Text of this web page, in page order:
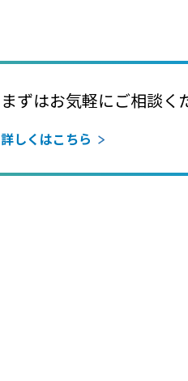
まずはお気軽にご相談く
詳しくはこちら